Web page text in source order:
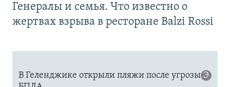
Генералы и семья. Что известно о
жертвах взрыва в ресторане Balzi Rossi